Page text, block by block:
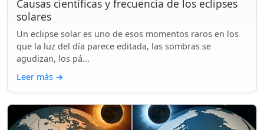
Causas científicas y frecuencia de los eclipses
solares
Un eclipse solar es uno de esos momentos raros en los
que la luz del día parece editada, las sombras se
agudizan, los pá...
Leer más →